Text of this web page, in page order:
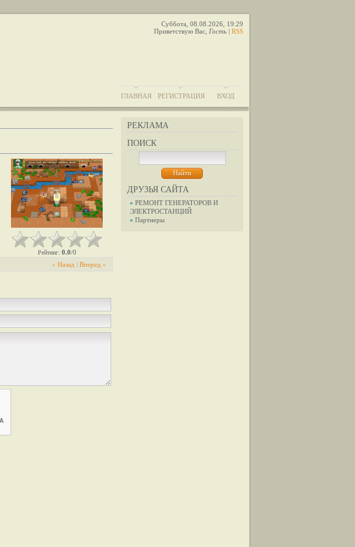
Суббота, 08.08.2026, 19:29
Приветствую Вас Гость | RSS
ГЛАВНАЯ РЕГИСТРАЦИЯ ВХОД
РЕКЛАМА
ПОИСК
ДРУЗЬЯ САЙТА
РЕМОНТ ГЕНЕРАТОРОВ И
ЭЛЕКТРОСТАНЦИЙ
Партнеры
Рейтинг: 0.0/0
« Назад | Вперед »